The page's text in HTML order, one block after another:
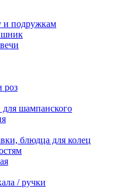
и подружкам
роз
шампанского
блюдца для колец
/ ручки